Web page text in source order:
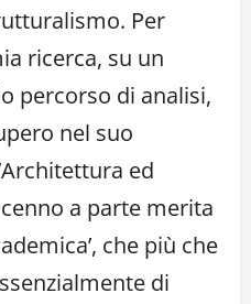
Per
ricerca, su un
percorso di analisi,
nel suo
ed
a parte merita
che più che
di